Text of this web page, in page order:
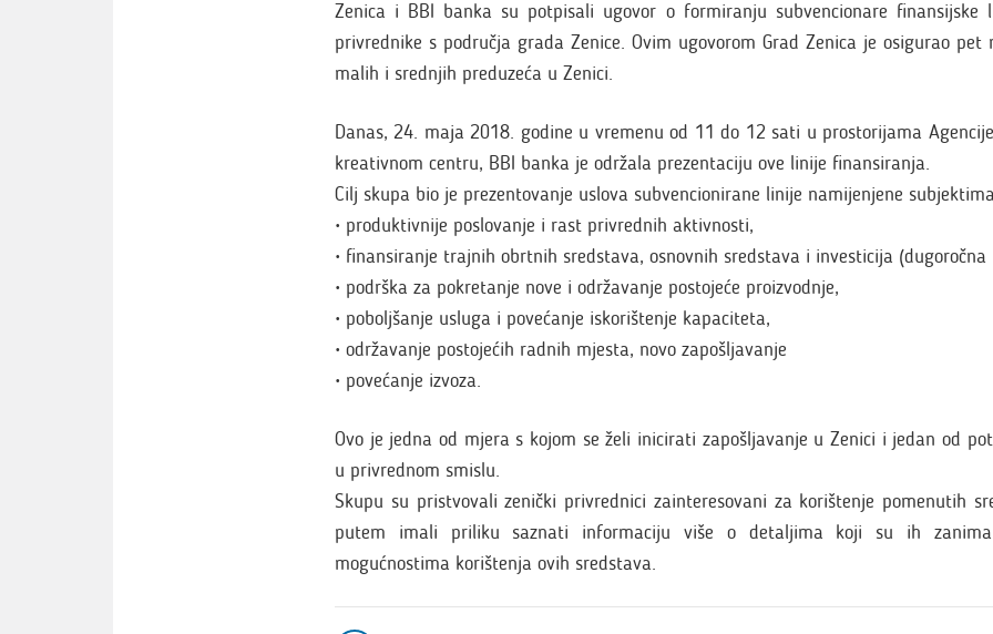
Zenica i BBI banka su potpisali ugovor o formiranju subvencionare finansijske
privrednike s područja grada Zenice. Ovim ugovorom Grad Zenica je osigurao pet
malih i srednjih preduzeća u Zenici.
Danas, 24. maja 2018. godine u vremenu od 11 do 12 sati u prostorijama
kreativnom centru, BBI banka je održala prezentaciju ove linije finansiranja.
Cilj skupa bio je prezentovanje uslova subvencionirane linije namijenjene
• produktivnije poslovanje i rast privrednih aktivnosti,
• finansiranje trajnih obrtnih sredstava, osnovnih sredstava i investicija
• podrška za pokretanje nove i održavanje postojeće proizvodnje,
• poboljšanje usluga i povećanje iskorištenje kapaciteta,
• održavanje postojećih radnih mjesta, novo zapošljavanje
• povećanje izvoza.
Ovo je jedna od mjera s kojom se želi inicirati zapošljavanje u Zenici i jedan od
u privrednom smislu.
Skupu su pristvovali zenički privrednici zainteresovani za korištenje pomenutih
putem imali priliku saznati informaciju više o detaljima koji su ih
mogućnostima korištenja ovih sredstava.